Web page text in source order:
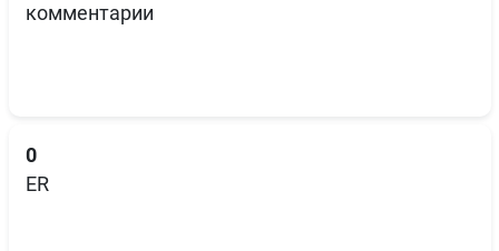
комментарии
0
ER